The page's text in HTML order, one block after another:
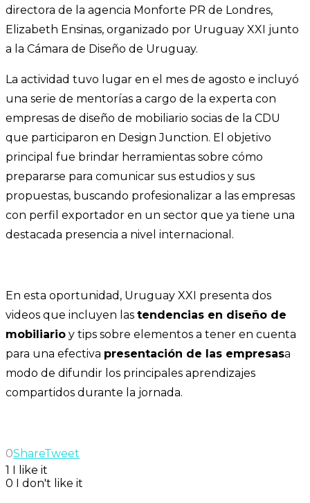
directora de la agencia Monforte PR de Londres,
Elizabeth Ensinas, organizado por Uruguay XXI junto
a la Cámara de Diseño de Uruguay.
La actividad tuvo lugar en el mes de agosto e incluyó
una serie de mentorías a cargo de la experta con
empresas de diseño de mobiliario socias de la CDU
que participaron en Design Junction. El objetivo
principal fue brindar herramientas sobre cómo
prepararse para comunicar sus estudios y sus
propuestas, buscando profesionalizar a las empresas
con perfil exportador en un sector que ya tiene una
destacada presencia a nivel internacional.
En esta oportunidad, Uruguay XXI presenta dos
videos que incluyen las tendencias en diseño de
mobiliario y tips sobre elementos a tener en cuenta
para una efectiva presentación de las empresasa
modo de difundir los principales aprendizajes
compartidos durante la jornada.
0ShareTweet
1
I like it
0
I don't like it